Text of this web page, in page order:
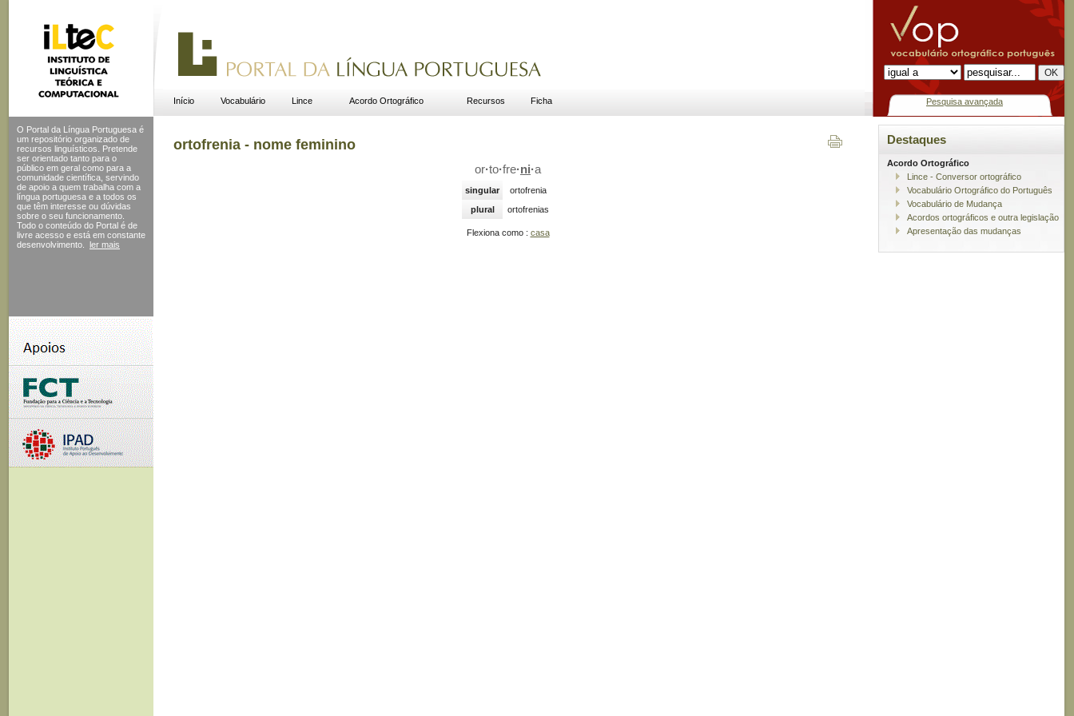
Início Vocabulário Lince Acordo Ortográfico Recursos Ficha Pesquisa avançada
O Portal da Língua Portuguesa é
um repositório organizado de
recursos linguísticos. Pretende
ser orientado tanto para o
público em geral como para a
comunidade científica, servindo
de apoio a quem trabalha com a
língua portuguesa e a todos os
que têm interesse ou dúvidas
sobre o seu funcionamento.
Todo o conteúdo do Portal é de
livre acesso e está em constante
desenvolvimento.
ler mais
ortofrenia - nome feminino
or·to·fre·ni·a
singular
ortofrenia
plural
ortofrenias
Flexiona como : casa
Destaques
Acordo Ortográfico
Lince - Conversor ortográfico
Vocabulário Ortográfico do Português
Vocabulário de Mudança
Acordos ortográficos e outra legislação
Apresentação das mudanças